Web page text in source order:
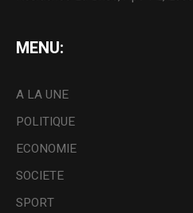
MENU:
A LA UNE
POLITIQUE
ECONOMIE
SOCIETE
SPORT